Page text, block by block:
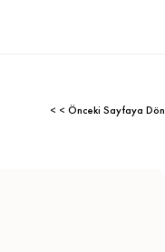
< < Önceki Sayfaya Dön